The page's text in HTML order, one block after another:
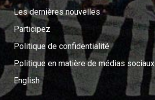
Les dernières nouvelles
Participez
Politique de confidentialité
Politique en matière de médias sociaux
English